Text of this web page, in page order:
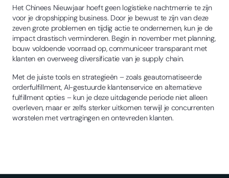
Het Chinees Nieuwjaar hoeft geen logistieke nachtmerrie te zijn
voor je dropshipping business. Door je bewust te zijn van deze
zeven grote problemen en tijdig actie te ondernemen, kun je de
impact drastisch verminderen. Begin in november met planning,
bouw voldoende voorraad op, communiceer transparant met
klanten en overweeg diversificatie van je supply chain.
Met de juiste tools en strategieën – zoals geautomatiseerde
orderfulfillment, AI-gestuurde klantenservice en alternatieve
fulfillment opties – kun je deze uitdagende periode niet alleen
overleven, maar er zelfs sterker uitkomen terwijl je concurrenten
worstelen met vertragingen en ontevreden klanten.